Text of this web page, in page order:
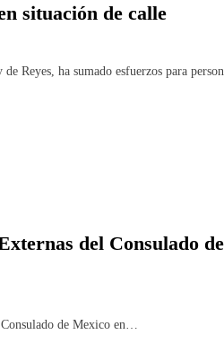
situación de calle
ha sumado esfuerzos para
del Consulado
Consulado de Mexico en…